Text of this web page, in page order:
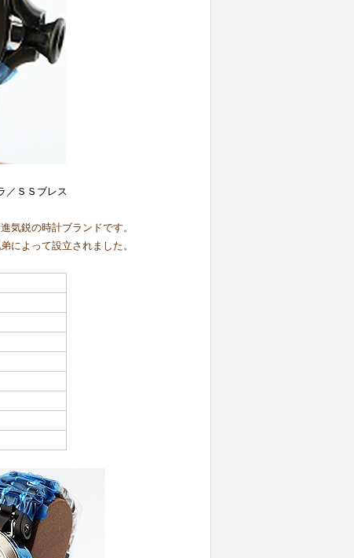
ＳＳブレス
気鋭の時計ブランドです。
によって設立されました。